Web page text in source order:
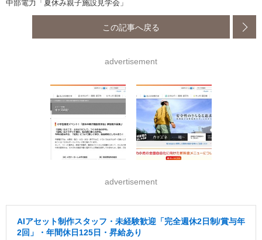
中部電力「夏休み親子施設見学会」
この記事へ戻る
advertisement
advertisement
AIアセット制作スタッフ・未経験歓迎「完全週休2日制/賞与年
2回」・年間休日125日・昇給あり